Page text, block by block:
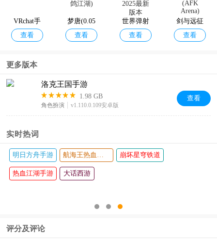
VRchat手
游
查看
梦唐(0.05
折肉鸽江
查看
世界弹射
物语2025
查看
剑与远征
国际服(AF
查看
更多版本
洛克王国手游
1.98 GB
角色扮演 v1.110.0.109安卓版
查看
实时热词
明日方舟手游 航海王热血航线 崩坏星穹铁道
热血江湖手游 大话西游
评分及评论